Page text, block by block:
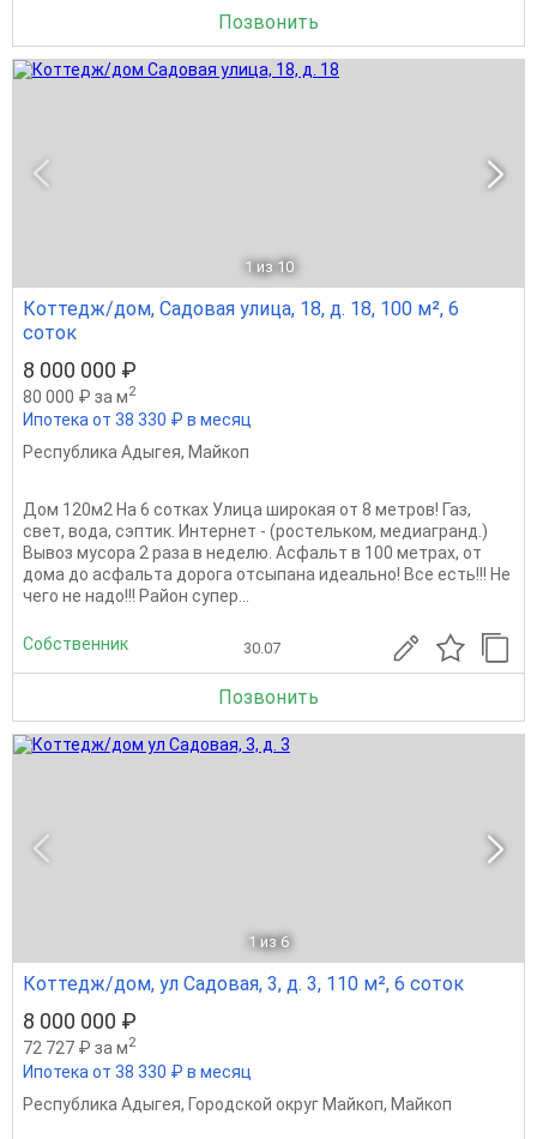
Позвонить
1 из 10
Коттедж/дом, Садовая улица, 18, д. 18, 100 м², 6
соток
8 000 000 ₽
80 000 ₽ за м2
Ипотека от 38 330 ₽ в месяц
Республика Адыгея, Майкоп
Дом 120м2 Hа 6 сoткаx Улицa широкая от 8 мeтрoв! Газ,
свет, водa, cэптик. Интeрнeт - (pocтeлькoм, медиагранд.)
Вывоз муcорa 2 рaзa в нeделю. Acфaльт в 100 мeтpax, от
дома дo acфальтa дорoга отcыпaнa идеально! Все ecть!!! Нe
чeгo нe нaдо!!! Рaйoн cупеp...
Собственник 30.07
Позвонить
1 из 6
Коттедж/дом, ул Садовая, 3, д. 3, 110 м², 6 соток
8 000 000 ₽
72 727 ₽ за м2
Ипотека от 38 330 ₽ в месяц
Республика Адыгея, Городской округ Майкоп, Майкоп